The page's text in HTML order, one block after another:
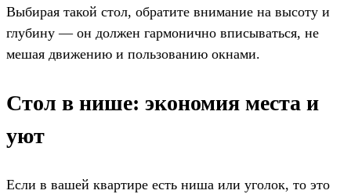
Выбирая такой стол, обратите внимание на высоту и
глубину — он должен гармонично вписываться, не
мешая движению и пользованию окнами.
Стол в нише: экономия места и
уют
Если в вашей квартире есть ниша или уголок, то это